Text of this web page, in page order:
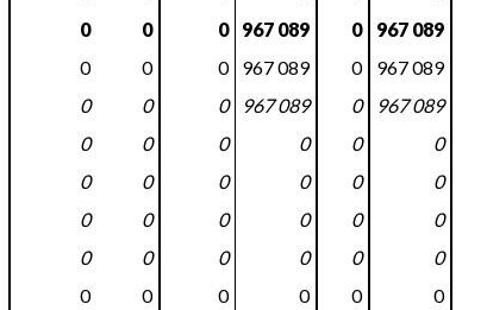
0 0 0 967 089 0
967 089
0 0 0 967 089 0
967 089
0 0 0 967 089 0
967 089
0 0 0 0 0
0
0 0 0 0 0
0
0 0 0 0 0
0
0 0 0 0 0
0
0 0 0 0 0
0